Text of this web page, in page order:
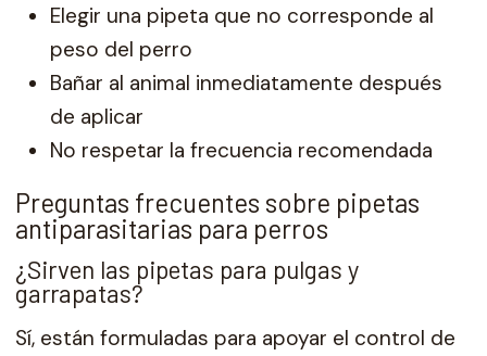
Elegir una pipeta que no corresponde al
peso del perro
Bañar al animal inmediatamente después
de aplicar
No respetar la frecuencia recomendada
Preguntas frecuentes sobre pipetas
antiparasitarias para perros
¿Sirven las pipetas para pulgas y
garrapatas?
Sí, están formuladas para apoyar el control de